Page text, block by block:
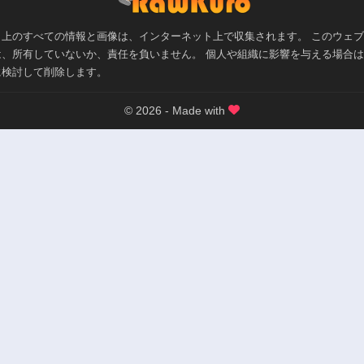
のすべての情報と画像は、インターネット上で収集されます。 このウェ
所有していないか、責任を負いません。 個人や組織に影響を与える場合
討して削除します。
© 2026 - Made with